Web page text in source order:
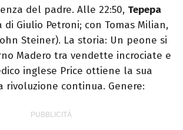
del padre. Alle 22:50, Tepepa
di Giulio Petroni; con Tomas Milian,
Steiner). La storia: Un peone si
Madero tra vendette incrociate e
inglese Price ottiene la sua
rivoluzione continua. Genere: